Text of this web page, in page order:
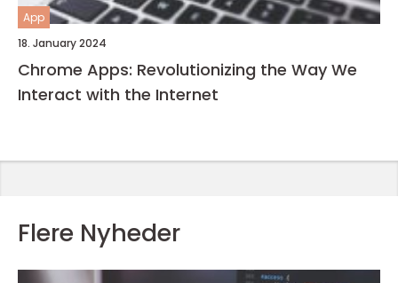
App
18. January 2024
Chrome Apps: Revolutionizing the Way We
Interact with the Internet
Flere Nyheder